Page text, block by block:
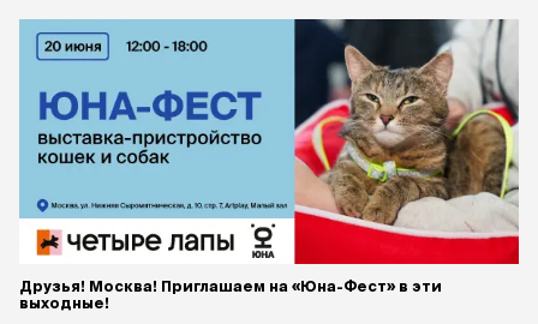
Друзья! Москва! Приглашаем на «Юна-Фест» в эти
выходные!